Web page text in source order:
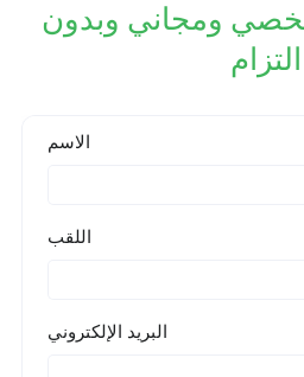
ومجاني وبدون
التزام